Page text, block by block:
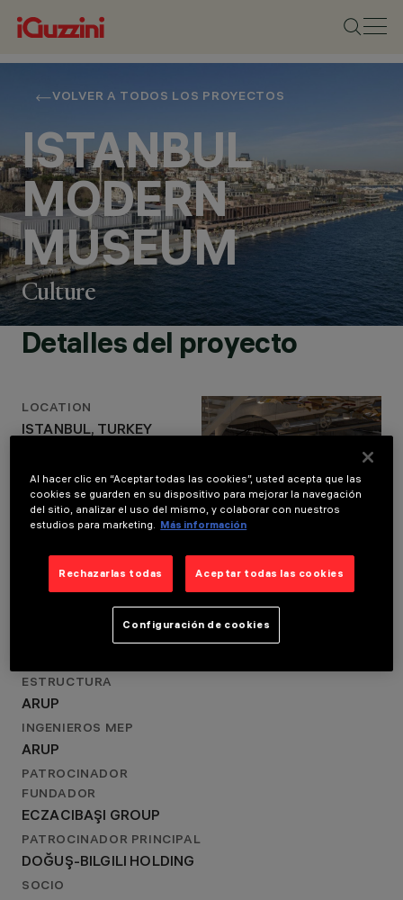
VOLVER A TODOS LOS PROYECTOS
ISTANBUL
MODERN
MUSEUM
Culture
AÑO
2022
RENZO PIANO
BUILDING WORKSHOP
DISEÑO DE
ILUMINACIÓN
Detalles del proyecto
LOCATION
ISTANBUL, TURKEY
2022
DISEÑO ARQUITECTÓNICO
RENZO PIANO BUILDING
DISEÑO DE ILUMINACIÓN
ARUP
ESTRUCTURA
ARUP
INGENIEROS MEP
ARUP
PATROCINADOR
FUNDADOR
ECZACIBAŞI GROUP
PATROCINADOR PRINCIPAL
DOĞUŞ-BILGILI HOLDING
SOCIO
Al hacer clic en “Aceptar todas las cookies”, usted acepta que las
cookies se guarden en su dispositivo para mejorar la navegación
del sitio, analizar el uso del mismo, y colaborar con nuestros
estudios para marketing.
Más información
Rechazarlas todas Aceptar todas las cookies
Configuración de cookies